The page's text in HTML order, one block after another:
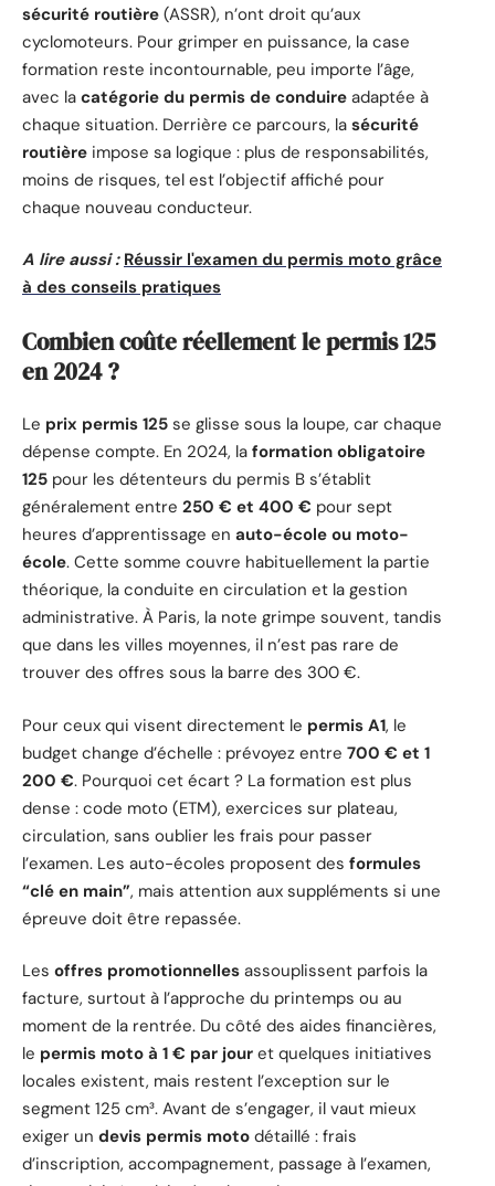
sécurité routière (ASSR), n’ont droit qu’aux
cyclomoteurs. Pour grimper en puissance, la case
formation reste incontournable, peu importe l’âge,
avec la catégorie du permis de conduire adaptée à
chaque situation. Derrière ce parcours, la sécurité
routière impose sa logique : plus de responsabilités,
moins de risques, tel est l’objectif affiché pour
chaque nouveau conducteur.
A lire aussi : Réussir l'examen du permis moto grâce
à des conseils pratiques
Combien coûte réellement le permis 125
en 2024 ?
Le prix permis 125 se glisse sous la loupe, car chaque
dépense compte. En 2024, la formation obligatoire
125 pour les détenteurs du permis B s’établit
généralement entre 250 € et 400 € pour sept
heures d’apprentissage en auto-école ou moto-
école. Cette somme couvre habituellement la partie
théorique, la conduite en circulation et la gestion
administrative. À Paris, la note grimpe souvent, tandis
que dans les villes moyennes, il n’est pas rare de
trouver des offres sous la barre des 300 €.
Pour ceux qui visent directement le permis A1, le
budget change d’échelle : prévoyez entre 700 € et 1
200 €. Pourquoi cet écart ? La formation est plus
dense : code moto (ETM), exercices sur plateau,
circulation, sans oublier les frais pour passer
l’examen. Les auto-écoles proposent des formules
“clé en main”, mais attention aux suppléments si une
épreuve doit être repassée.
Les offres promotionnelles assouplissent parfois la
facture, surtout à l’approche du printemps ou au
moment de la rentrée. Du côté des aides financières,
le permis moto à 1 € par jour et quelques initiatives
locales existent, mais restent l’exception sur le
segment 125 cm³. Avant de s’engager, il vaut mieux
exiger un devis permis moto détaillé : frais
d’inscription, accompagnement, passage à l’examen,